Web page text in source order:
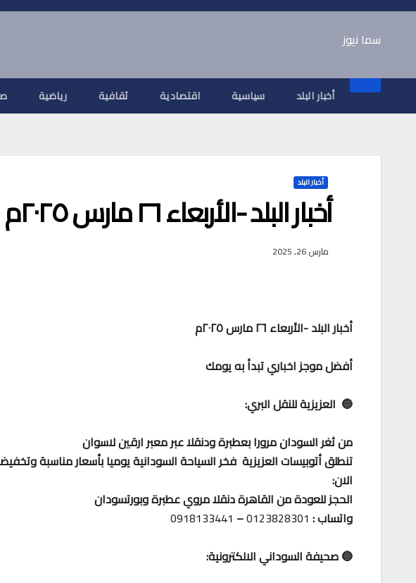
Skip
سما نيوز
أخبار البلد سياسية اقتصادية ثقافية رياضية
أخبار البلد
أخبار البلد -الأربعاء ٢٦ مارس ٢٠٢٥م
مارس 26, 2025
أخبار البلد -الأربعاء ٢٦ مارس ٢٠٢٥م
أفضل موجز اخباري تبدأ به يومك
🔵 العزيزية للنقل البري:
من ثغر السودان مرورا بعطبرة ودنقلا عبر معبر ارقين لاسوان
تنطلق أتوبيسات العزيزية فخر السياحة السودانية يوميا بأسعار مناسبة
الان:
الحجز للعودة من القاهرة دنقلا مروي عطبرة وبورتسودان
واتساب : 0123828301
–
0918133441
🔵 صحيفة السوداني الالكترونية: